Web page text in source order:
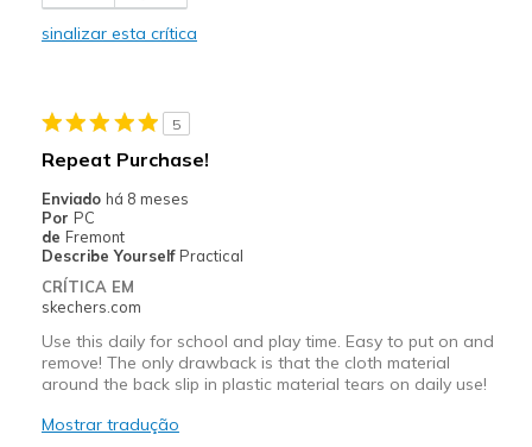
Width
Sizing
Feels true to size
sinalizar esta crítica
5
Repeat Purchase!
Enviado há 8 meses
Por PC
de Fremont
Describe Yourself Practical
CRÍTICA EM
skechers.com
Use this daily for school and play time. Easy to put on and
remove! The only drawback is that the cloth material
around the back slip in plastic material tears on daily use!
Mostrar tradução